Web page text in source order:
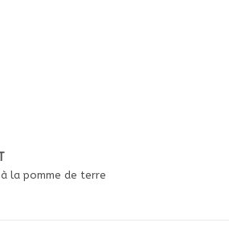
la pomme de terre